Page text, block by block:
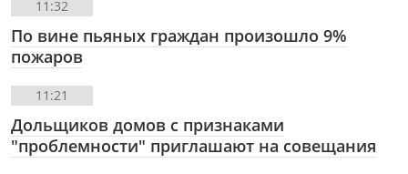
11:32
По вине пьяных граждан произошло 9%
пожаров
11:21
Дольщиков домов с признаками
"проблемности" приглашают на совещания